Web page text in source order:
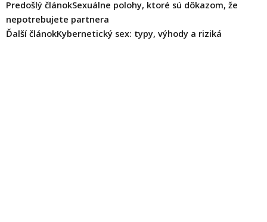
Prev
Predošlý článokSexuálne polohy, ktoré sú dôkazom, že
nepotrebujete partnera
Ďalší článokKybernetický sex: typy, výhody a riziká
Ďalšie